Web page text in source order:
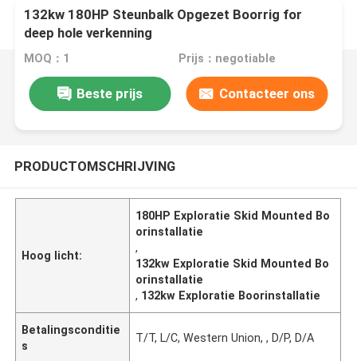
132kw 180HP Steunbalk Opgezet Boorrig for
deep hole verkenning
MOQ：1 Prijs：negotiable
Beste prijs Contacteer ons
PRODUCTOMSCHRIJVING
Hoog licht:
180HP Exploratie Skid Mounted Bo
orinstallatie
,
132kw Exploratie Skid Mounted Bo
orinstallatie
, 132kw Exploratie Boorinstallatie
Betalingsconditie
s
T/T, L/C, Western Union, , D/P, D/A